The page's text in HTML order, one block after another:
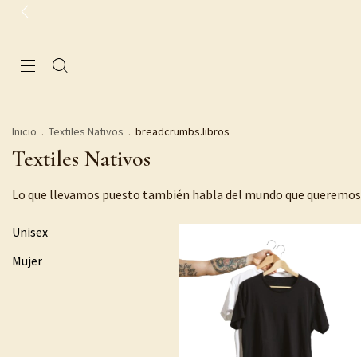
Inicio . Textiles Nativos . breadcrumbs.libros
Textiles Nativos
Lo que llevamos puesto también habla del mundo que queremos
Unisex
Mujer